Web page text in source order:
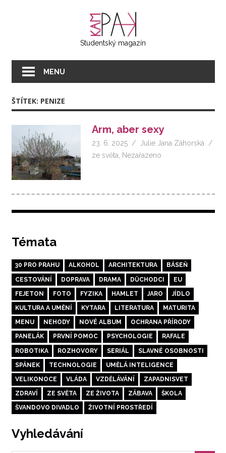
Studentský magazín
MENU
ŠTÍTEK: PENIZE
Arm, aber sexy
23. 6. 2025
Julie Jana Záhorská
ze světa
Nezařazeno
Témata
30 PRO PRAHU ALKOHOL ARCHITEKTURA BÁSEŇ
CESTOVÁNÍ DOPRAVA DRAMA DŮCHODCI EU
FEJETON FOTO FYZIKA HAMLET JARO JÍDLO
KULTURA A UMĚNÍ KYTARA LITERATURA MATURITA
MENU NEHODY NOVÉ ALBUM OCHRANA PŘÍRODY
PANELÁK PRVNÍ POMOC PSYCHOLOGIE RAFALE
ROBOTIKA ROZHOVORY SERIÁL SLAVNÉ OSOBNOSTI
SPÁNEK TECHNOLOGIE UMĚLÁ INTELIGENCE
VELIKONOCE VLÁDA VZDĚLÁVÁNÍ ZAPADNISVET
ZDRAVÍ ZE SVĚTA ZE ŽIVOTA ZÁBAVA ŠKOLA
ŠVANDOVO DIVADLO ŽIVOTNÍ PROSTŘEDÍ
Vyhledávání